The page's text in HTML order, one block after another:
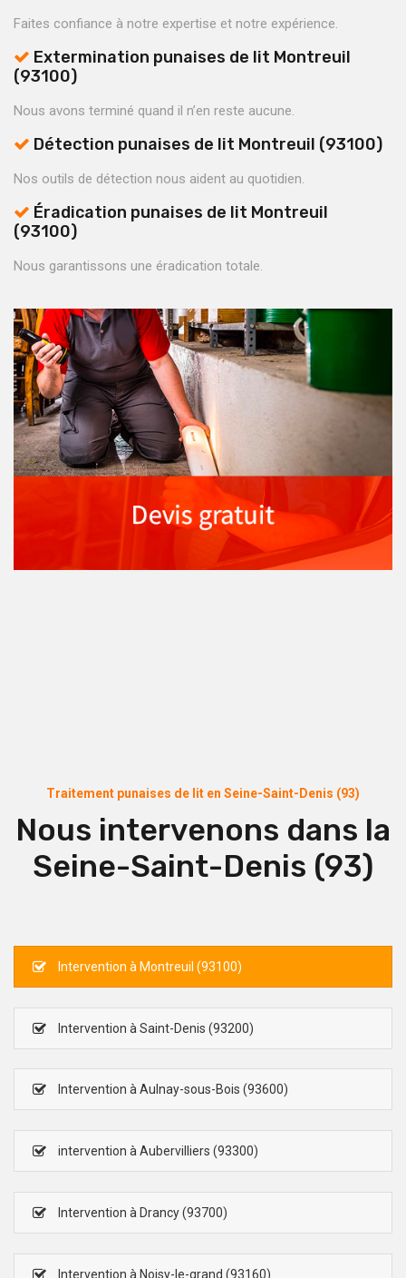
Faites confiance à notre expertise et notre expérience.
Extermination punaises de lit Montreuil
(93100)
Nous avons terminé quand il n’en reste aucune.
Détection punaises de lit Montreuil (93100)
Nos outils de détection nous aident au quotidien.
Éradication punaises de lit Montreuil
(93100)
Nous garantissons une éradication totale.
Traitement punaises de lit en Seine-Saint-Denis (93)
Nous intervenons dans la
Seine-Saint-Denis (93)
Intervention à Montreuil (93100)
Intervention à Saint-Denis (93200)
Intervention à Aulnay-sous-Bois (93600)
intervention à Aubervilliers (93300)
Intervention à Drancy (93700)
Intervention à Noisy-le-grand (93160)